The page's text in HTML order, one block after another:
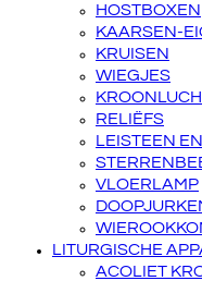
HOSTBOXEN
KAARSEN-
KRUISEN
WIEGJES
RELIËFS
LEISTEEN
VLOERLAMP
LITURGISCHE
ACOLIET